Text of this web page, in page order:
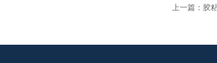
上一篇： 胶粘